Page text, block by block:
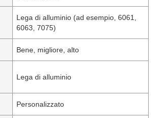
Lega di alluminio (ad esempio, 6061,
6063, 7075)
Bene, migliore, alto
Lega di alluminio
Personalizzato